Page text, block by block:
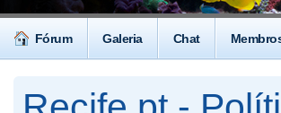
Fórum Galeria Chat